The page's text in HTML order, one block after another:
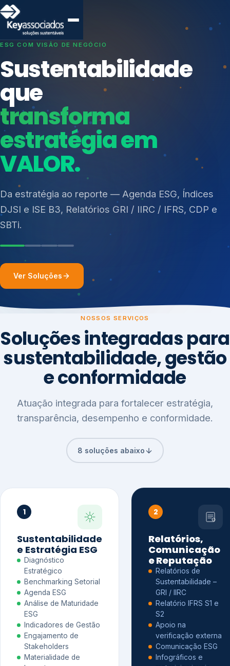
SISTEMAS DE GESTÃO OTIMIZADOS E INTEGRADOS
Conformidade que
protege seu
negócio.
Consultoria, auditoria e treinamentos em ISO 27001,
ISO 27701, ISO 42001, ISO 37001, ISO 9001, ISO
14001, ISO 45001, ONA e PNQ — Gestão de
resíduos sólidos (PGRS/PMGRS).
Índices de Mercado
Mudanças Climáticas
Reputação e Cadeia
Reporte Regulatório
Ver Soluções
NOSSOS SERVIÇOS
Soluções integradas para
sustentabilidade, gestão
e conformidade
Atuação integrada para fortalecer estratégia,
transparência, desempenho e conformidade.
8 soluções abaixo
1
Sustentabilidade
e Estratégia ESG
Diagnóstico
Estratégico
Benchmarking Setorial
Agenda ESG
Análise de Maturidade
ESG
Indicadores de Gestão
Engajamento de
Stakeholders
Materialidade de
2
Relatórios,
Comunicação
e Reputação
Relatórios de
Sustentabilidade –
GRI / IIRC
Relatório IFRS S1 e
S2
Apoio na
verificação externa
Comunicação ESG
Infográficos e